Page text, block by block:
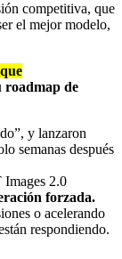
competitiva, que
el mejor modelo,
roadmap de
y lanzaron
semanas después
Images 2.0
forzada.
o acelerando
respondiendo.